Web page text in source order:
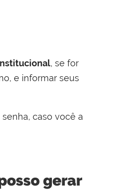
, se for
e informar seus
caso você a
gerar